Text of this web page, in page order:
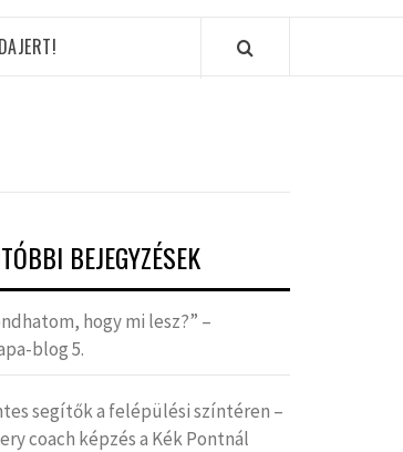
BEJEGYZÉSEK
hogy mi lesz?” –
blog 5.
segítők a felépülési színtéren –
coach képzés a Kék Pontnál